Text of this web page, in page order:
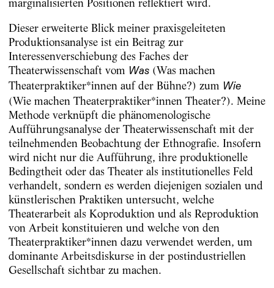
marginalisierten Positionen reflektiert wird.
Dieser erweiterte Blick meiner praxisgeleiteten
Produktionsanalyse ist ein Beitrag zur
Interessenverschiebung des Faches der
Theaterwissenschaft vom Was(Was machen
Theaterpraktiker*innen auf der Bühne?) zum Wie
(Wie machen Theaterpraktiker*innen Theater?). Meine
Methode verknüpft die phänomenologische
Aufführungsanalyse der Theaterwissenschaft mit der
teilnehmenden Beobachtung der Ethnografie. Insofern
wird nicht nur die Aufführung, ihre produktionelle
Bedingtheit oder das Theater als institutionelles Feld
verhandelt, sondern es werden diejenigen sozialen und
künstlerischen Praktiken untersucht, welche
Theaterarbeit als Koproduktion und als Reproduktion
von Arbeit konstituieren und welche von den
Theaterpraktiker*innen dazu verwendet werden, um
dominante Arbeitsdiskurse in der postindustriellen
Gesellschaft sichtbar zu machen.